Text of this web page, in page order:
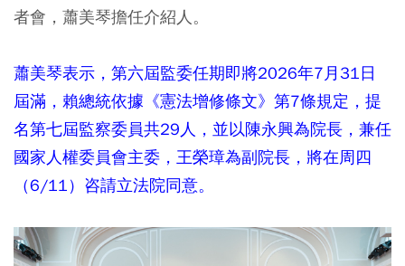
者會，蕭美琴擔任介紹人。
蕭美琴表示，第六屆監委任期即將2026年7月31日
屆滿，賴總統依據《憲法增修條文》第7條規定，提
名第七屆監察委員共29人，並以陳永興為院長，兼任
國家人權委員會主委，王榮璋為副院長，將在周四
（6/11）咨請立法院同意。